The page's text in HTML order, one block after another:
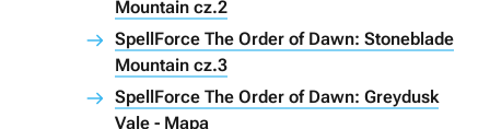
Mountain cz.2
SpellForce The Order of Dawn: Stoneblade
Mountain cz.3
SpellForce The Order of Dawn: Greydusk
Vale - Mapa